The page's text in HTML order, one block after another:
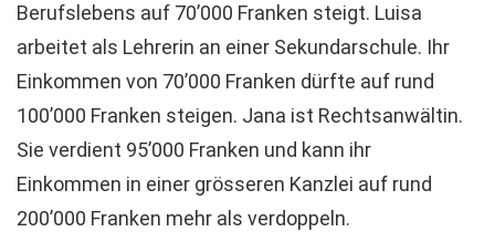
Berufslebens auf 70’000 Franken steigt. Luisa
arbeitet als Lehrerin an einer Sekundarschule. Ihr
Einkommen von 70’000 Franken dürfte auf rund
100’000 Franken steigen. Jana ist Rechtsanwältin.
Sie verdient 95’000 Franken und kann ihr
Einkommen in einer grösseren Kanzlei auf rund
200’000 Franken mehr als verdoppeln.